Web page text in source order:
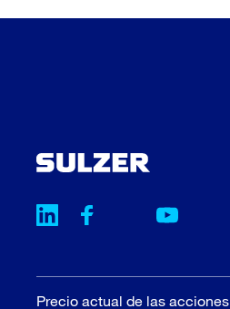
Precio actual de las acciones